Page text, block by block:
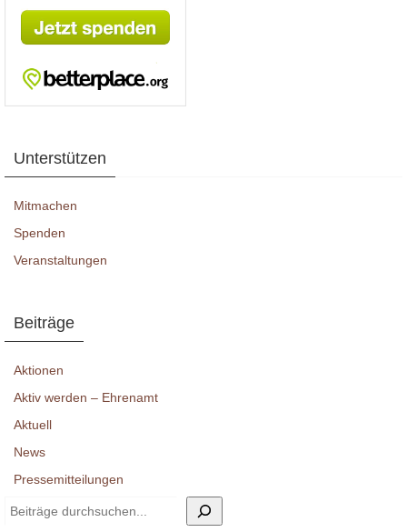
Unterstützen
Mitmachen
Spenden
Veranstaltungen
Beiträge
Aktionen
Aktiv werden – Ehrenamt
Aktuell
News
Pressemitteilungen
Suchen